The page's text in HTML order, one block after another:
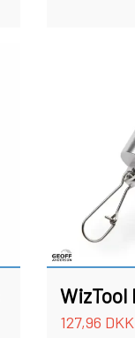
WizTool
127,96 DKK